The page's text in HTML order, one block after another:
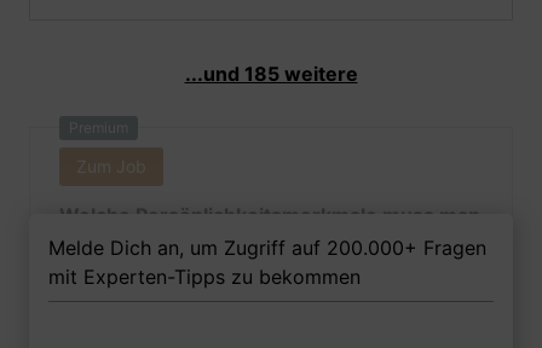
...und 185 weitere
Premium
Zum Job
Welche Persönlichkeitsmerkmale muss man
als Dolmetscherin / Übersetzerin Ihrer
Meinung nach besitzen, um in dem Job
erfolgreich zu sein?
Melde Dich an, um Zugriff auf 200.000+ Fragen
mit Experten-Tipps zu bekommen